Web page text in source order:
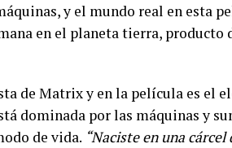
y el mundo real en esta
en el planeta tierra, producto
de Matrix y en la película es el
dominada por las máquinas y
de vida. “Naciste en una